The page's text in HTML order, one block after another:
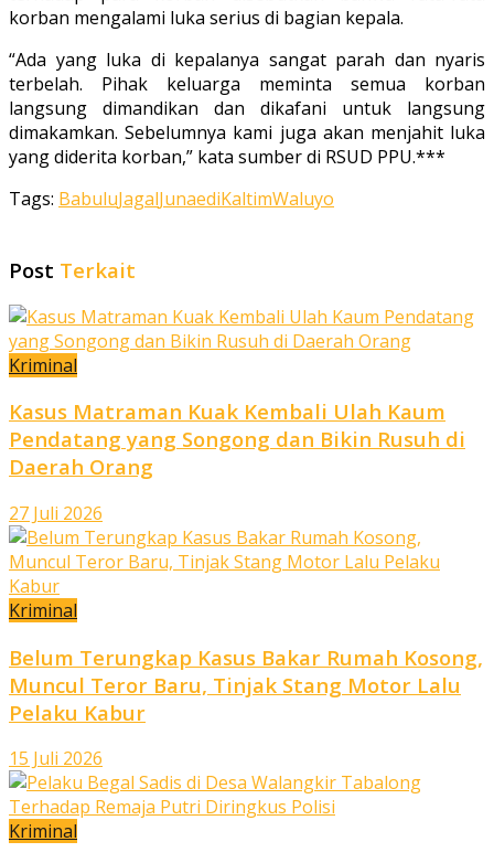
korban mengalami luka serius di bagian kepala.
“Ada yang luka di kepalanya sangat parah dan nyaris
terbelah. Pihak keluarga meminta semua korban
langsung dimandikan dan dikafani untuk langsung
dimakamkan. Sebelumnya kami juga akan menjahit luka
yang diderita korban,” kata sumber di RSUD PPU.***
Tags: BabuluJagalJunaediKaltimWaluyo
Post Terkait
Kriminal
Kasus Matraman Kuak Kembali Ulah Kaum
Pendatang yang Songong dan Bikin Rusuh di
Daerah Orang
27 Juli 2026
Kriminal
Belum Terungkap Kasus Bakar Rumah Kosong,
Muncul Teror Baru, Tinjak Stang Motor Lalu
Pelaku Kabur
15 Juli 2026
Kriminal